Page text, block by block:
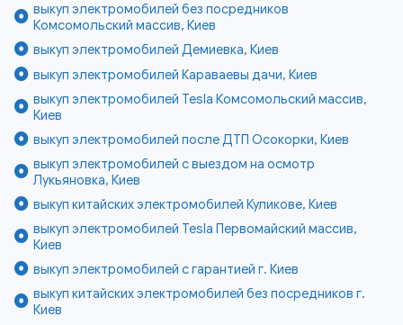
выкуп электромобилей без посредников
Комсомольский массив, Киев
выкуп электромобилей Демиевка, Киев
выкуп электромобилей Караваевы дачи, Киев
выкуп электромобилей Tesla Комсомольский массив,
Киев
выкуп электромобилей после ДТП Осокорки, Киев
выкуп электромобилей с выездом на осмотр
Лукьяновка, Киев
выкуп китайских электромобилей Куликове, Киев
выкуп электромобилей Tesla Первомайский массив,
Киев
выкуп электромобилей с гарантией г. Киев
выкуп китайских электромобилей без посредников г.
Киев